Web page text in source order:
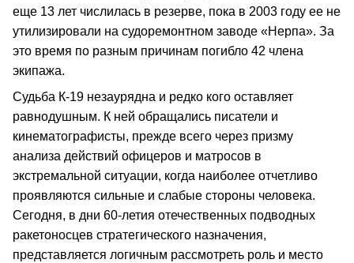
еще 13 лет числилась в резерве, пока в 2003 году ее не
утилизировали на судоремонтном заводе «Нерпа». За
это время по разным причинам погибло 42 члена
экипажа.
Судьба К-19 незаурядна и редко кого оставляет
равнодушным. К ней обращались писатели и
кинематографисты, прежде всего через призму
анализа действий офицеров и матросов в
экстремальной ситуации, когда наиболее отчетливо
проявляются сильные и слабые стороны человека.
Сегодня, в дни 60-летия отечественных подводных
ракетоносцев стратегического назначения,
представляется логичным рассмотреть роль и место